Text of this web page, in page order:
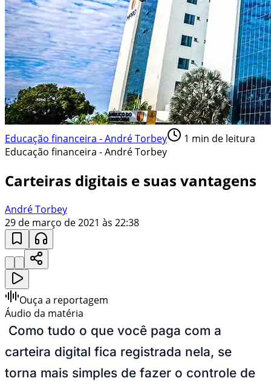
Educação financeira - André Torbey 1 min de leitura
Educação financeira - André Torbey
Carteiras digitais e suas vantagens
André Torbey
29 de março de 2021 às 22:38
Ouça a reportagem
Áudio da matéria
Como tudo o que você paga com a
carteira digital fica registrada nela, se
torna mais simples de fazer o controle de